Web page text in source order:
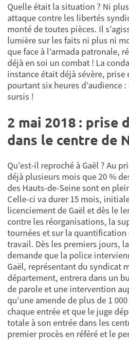
Quelle était la situation ? Ni
attaque contre les libertés
monté de toutes pièces. Il
lumière sur les faits ni plus ni
que face à l’armada patronale,
déjà en soi un combat ! La
instance était déjà sévère, prise
pourtant six heures d’audience
sursis !
2 mai 2018 : prise
dans le centre de
Qu’est-il reproché à Gaël ? Au
déjà plusieurs mois que 20 %
des Hauts-de-Seine sont en
Celle-ci va durer 15 mois,
licenciement de Gaël et dès le
contre les réorganisations, la
tournées et sur la quantification
travail. Dès les premiers jours,
demande que la police
Gaël, représentant du syndicat
département, entrera dans un
de parole et une intervention
qu’une amende de plus de 1
chaque entrée et que le juge
totale à son entrée dans les
premier procès en référé et le